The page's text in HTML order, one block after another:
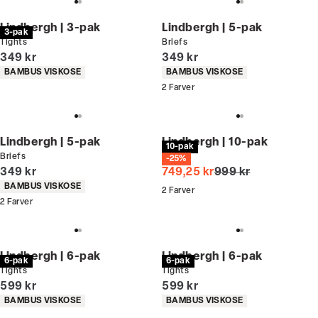
3-pak
Lindbergh | 3-pak
Tights
I alt (inkl. rabat)
349 kr
Produkt egenskaber
BAMBUS VISKOSE
Lindbergh | 5-pak
Briefs
I alt (inkl. rabat)
349 kr
Produkt egenskaber
BAMBUS VISKOSE
2 Farver
Lindbergh | 5-pak
Briefs
I alt (inkl. rabat)
349 kr
Produkt egenskaber
BAMBUS VISKOSE
2 Farver
10-pak
-25%
Lindbergh | 10-pak
Tights
749,25 krI alt (uden rabat)
999 kr
2 Farver
6-pak
Lindbergh | 6-pak
Tights
I alt (inkl. rabat)
599 kr
Produkt egenskaber
BAMBUS VISKOSE
6-pak
Lindbergh | 6-pak
Tights
I alt (inkl. rabat)
599 kr
Produkt egenskaber
BAMBUS VISKOSE